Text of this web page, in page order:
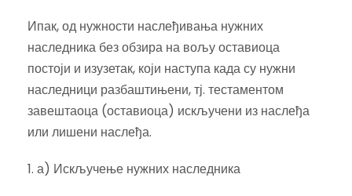
Ипак, од нужности наслеђивања нужних
наследника без обзира на вољу оставиоца
постоји и изузетак, који наступа када су нужни
наследници разбаштињени, тј. тестаментом
завештаоца (оставиоца) искључени из наслеђа
или лишени наслеђа.
1. а) Искључење нужних наследника